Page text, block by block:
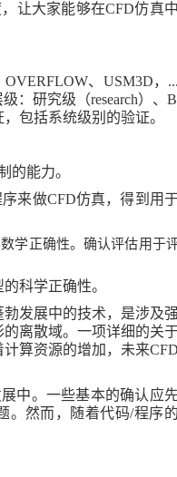
让大家能够在CFD仿真
OVERFLOW、 USM3D， ...
：研究级（research）、
包括系统级别的验证。
的能力。
序来做CFD仿真，得到用
学正确性。确认评估用于
科学正确性。
发展中的技术，是涉及
离散域。一项详细的关
算资源的增加，未来CFD
中。一些基本的确认应
。然而，随着代码/程序